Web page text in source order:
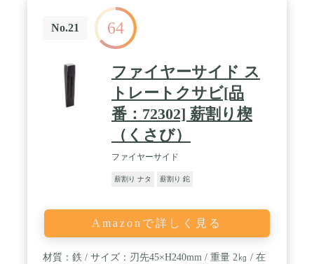
No.21 64
ファイヤーサイド ス
トレートクサビ[品
番：72302] 薪割り楔
（くさび）
ファイヤーサイド
薪割り ナタ 薪割り 鉈
Amazonで詳しく見る
材質：鉄 / サイズ：刃先45×H240mm / 重量 2㎏ / 在